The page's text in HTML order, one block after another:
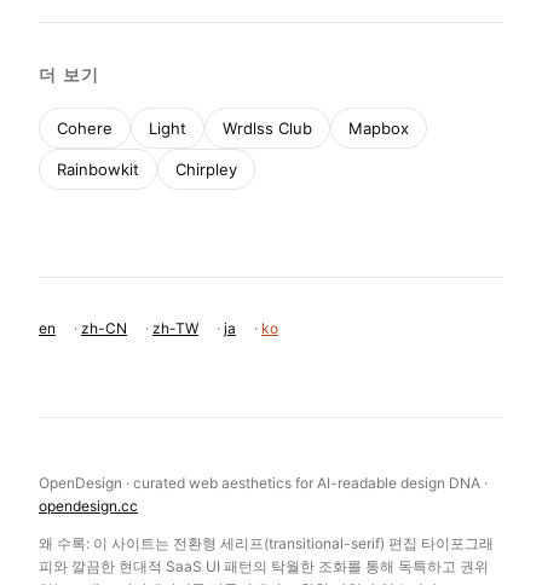
더 보기
Cohere Light Wrdlss Club Mapbox
Rainbowkit Chirpley
en · zh-CN · zh-TW · ja · ko
OpenDesign · curated web aesthetics for AI-readable design DNA ·
opendesign.cc
왜 수록: 이 사이트는 전환형 세리프(transitional-serif) 편집 타이포그래
피와 깔끔한 현대적 SaaS UI 패턴의 탁월한 조화를 통해 독특하고 권위